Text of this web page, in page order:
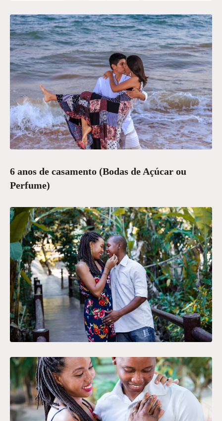
6 anos de casamento (Bodas de Açúcar ou
Perfume)